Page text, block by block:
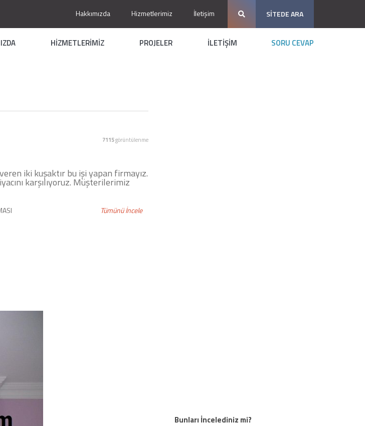
SİTEDE ARA
Hakkımızda Hizmetlerimiz İletişim
HİZMETLERİMİZ PROJELER İLETİŞİM SORU CEVAP
7115görüntülenme
iki kuşaktır bu işi yapan firmayız.
karşılıyoruz. Müşterilerimiz
Tümünü İncele
Bunları İncelediniz mi?